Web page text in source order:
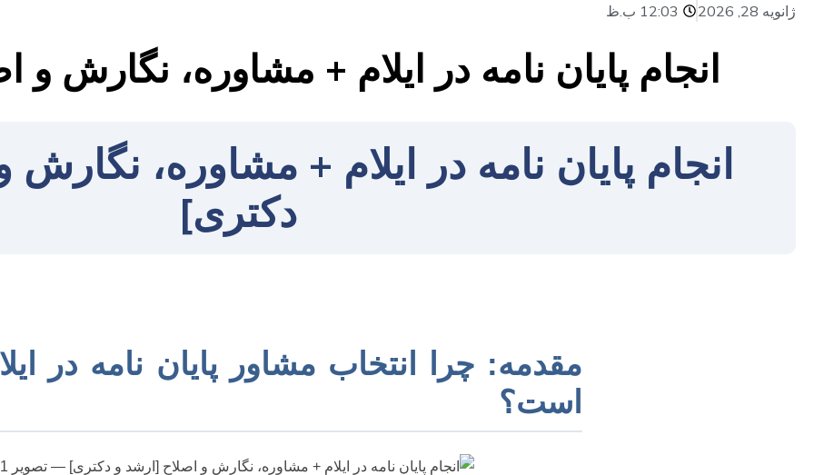
ژانویه 28, 2026 12:03 ب.ظ
انجام پایان نامه در ایلام + مشاوره، نگارش
انجام پایان نامه در ایلام + مشاوره،
دکتری]
مقدمه: چرا انتخاب مشاور پایان نامه در
است؟